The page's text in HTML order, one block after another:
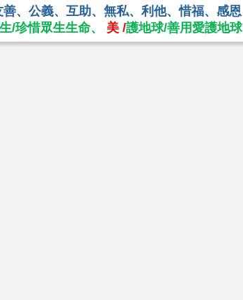
、公義、互助、無私、利他、惜福、感恩
/珍惜眾生生命、 美 /護地球/善用愛護地球